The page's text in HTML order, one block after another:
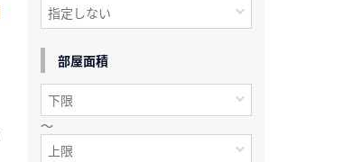
部屋面積
～